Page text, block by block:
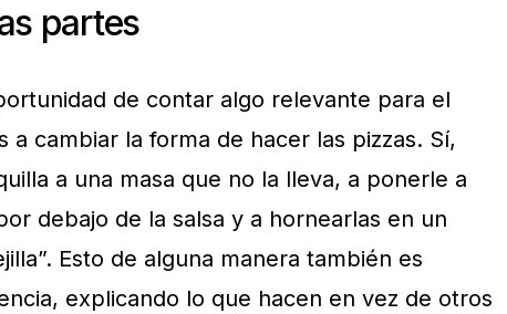
partes
de contar algo relevante para el
a cambiar la forma de hacer las pizzas. Sí,
a una masa que no la lleva, a ponerle a
debajo de la salsa y a hornearlas en un
Esto de alguna manera también es
explicando lo que hacen en vez de otros